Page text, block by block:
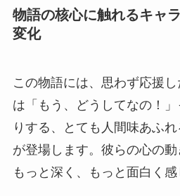
物語の核心に触れるキャ
変化
この物語には、思わず応援
は「もう、どうしてなの！
りする、とても人間味あふ
が登場します。彼らの心の
もっと深く、もっと面白く感